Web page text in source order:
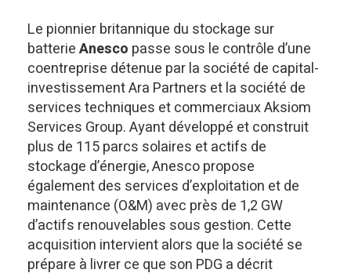
Le pionnier britannique du stockage sur
batterieAnesco passe sous le contrôle d’une
coentreprise détenue par la société de capital-
investissement Ara Partners et la société de
services techniques et commerciaux Aksiom
Services Group. Ayant développé et construit
plus de 115 parcs solaires et actifs de
stockage d’énergie, Anesco propose
également des services d’exploitation et de
maintenance (O&M) avec près de 1,2 GW
d’actifs renouvelables sous gestion. Cette
acquisition intervient alors que la société se
prépare à livrer ce que son PDG a décrit